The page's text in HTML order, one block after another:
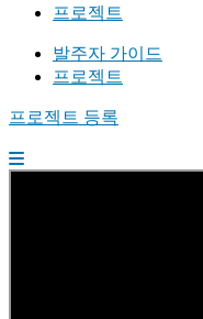
프로젝트
발주자 가이드
프로젝트
프로젝트 등록